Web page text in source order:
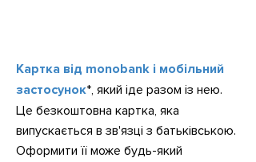
Картка від monobank і мобільний
застосунок*, який іде разом із нею.
Це безкоштовна картка, яка
випускається в зв'язці з батьківською.
Оформити її може будь-який